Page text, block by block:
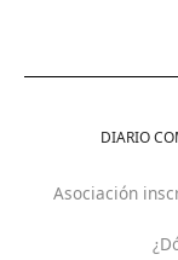
DIARIO
Asociación